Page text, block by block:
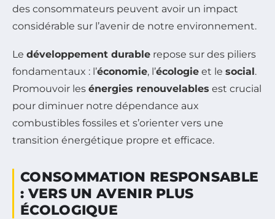
des consommateurs peuvent avoir un impact
considérable sur l’avenir de notre environnement.
Le développement durable repose sur des piliers
fondamentaux : l’économie, l’écologie et le social .
Promouvoir les énergies renouvelables est crucial
pour diminuer notre dépendance aux
combustibles fossiles et s’orienter vers une
transition énergétique propre et efficace.
CONSOMMATION RESPONSABLE
: VERS UN AVENIR PLUS
ÉCOLOGIQUE